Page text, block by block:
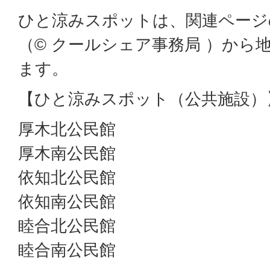
ひと涼みスポットは、関連ペー
（© クールシェア事務局 ）から
ます。
【ひと涼みスポット（公共施設
厚木北公民館
厚木南公民館
依知北公民館
依知南公民館
睦合北公民館
睦合南公民館